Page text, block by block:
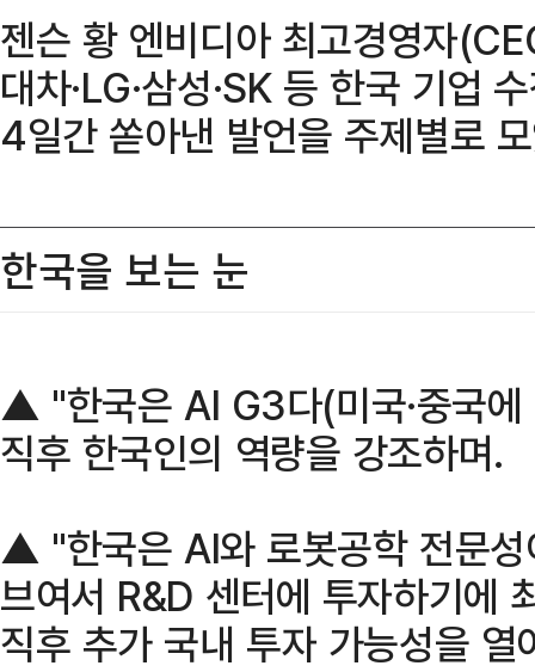
젠슨 황 엔비디아 최고경영자
대차·LG·삼성·SK 등 한국 기업
4일간 쏟아낸 발언을 주제별로
한국을 보는 눈
▲ "한국은 AI G3다(미국·중국
직후 한국인의 역량을 강조하며.
▲ "한국은 AI와 로봇공학 전문
브여서 R&D 센터에 투자하기에
직후 추가 국내 투자 가능성을 열